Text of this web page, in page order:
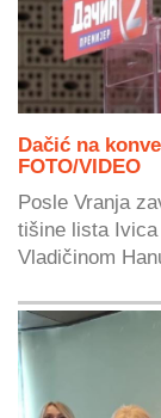
Dačić na
FOTO/VIDEO
Posle Vranja
tišine lista
Vladičinom